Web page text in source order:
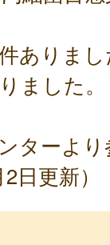
ありま
ました。
ターよ
日更新）